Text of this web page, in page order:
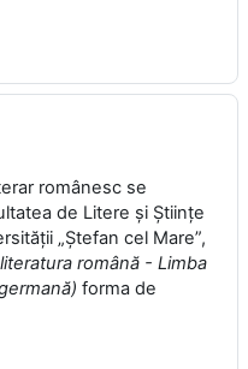
românesc se
de Litere şi Ştiinţe
„Ştefan cel Mare”,
română - Limba
forma de